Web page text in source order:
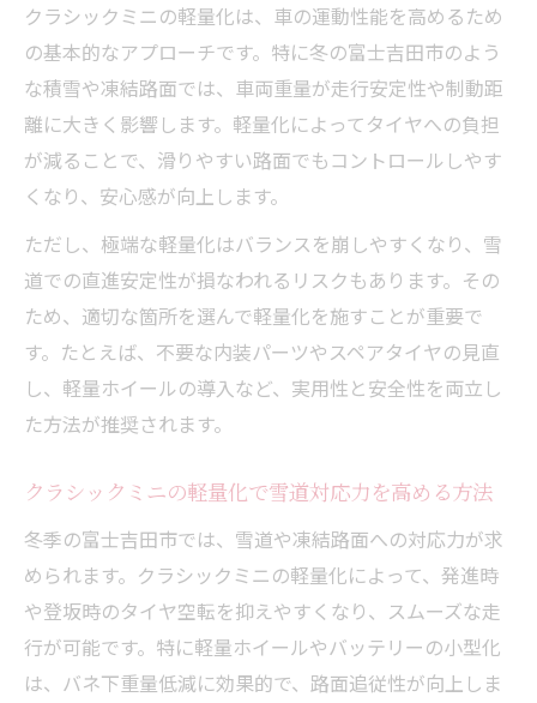
クラシックミニで快適走行を目指す冬対策
クラシックミニ冬対策で走行快適性を最大
化するコツ
クラシックミニの軽量化が冬タイヤ選びに
与える影響
化の工夫
クラシックミニの冬用装備と軽量化のバラ
ンス調整
クラシックミニ冬走行前に検討したいパー
ツ交換案
クラシックミニ軽量化で味わう冬の走行性
能向上体験
クラシックミニ走行性能本来の魅力を軽量
化で引き出す
軽量化後のクラシックミニで冬の安定走行
を実現する
クラシックミニの軽量化は、車の運動性能を高めるため
の基本的なアプローチです。特に冬の富士吉田市のよう
な積雪や凍結路面では、車両重量が走行安定性や制動距
離に大きく影響します。軽量化によってタイヤへの負担
が減ることで、滑りやすい路面でもコントロールしやす
くなり、安心感が向上します。
ただし、極端な軽量化はバランスを崩しやすくなり、雪
道での直進安定性が損なわれるリスクもあります。その
ため、適切な箇所を選んで軽量化を施すことが重要で
す。たとえば、不要な内装パーツやスペアタイヤの見直
し、軽量ホイールの導入など、実用性と安全性を両立し
た方法が推奨されます。
クラシックミニの軽量化で雪道対応力を高める方法
冬季の富士吉田市では、雪道や凍結路面への対応力が求
められます。クラシックミニの軽量化によって、発進時
や登坂時のタイヤ空転を抑えやすくなり、スムーズな走
行が可能です。特に軽量ホイールやバッテリーの小型化
は、バネ下重量低減に効果的で、路面追従性が向上しま